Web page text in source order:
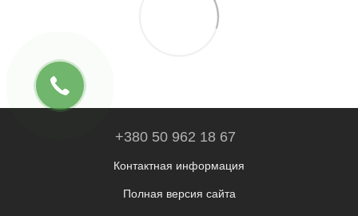
+380 50 962 18 67
Контактная информация
Полная версия сайта